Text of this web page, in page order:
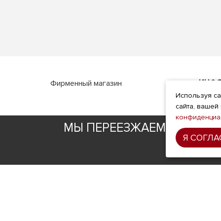
МЫ ПЕРЕЕЗЖАЕМ! С 21
Фирменный магазин
О
Используя
сайта, вашей
Я